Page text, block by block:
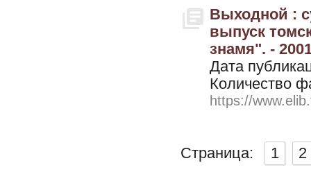
Выходной :
выпуск
знамя". -
Дата
Количество
https://
Страница: 1 2